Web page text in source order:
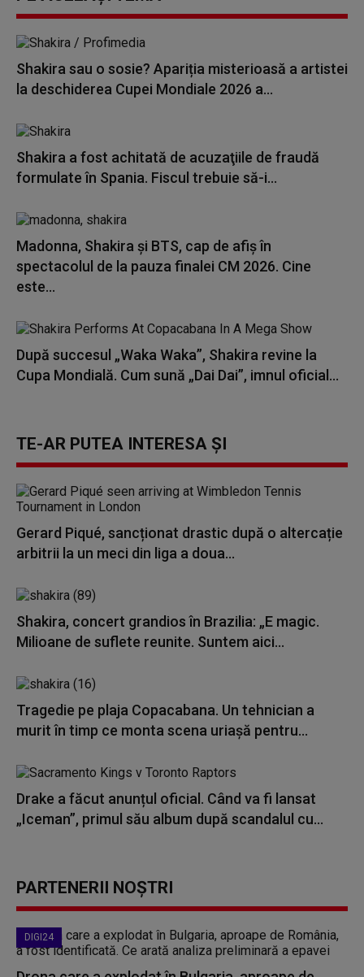
Shakira sau o sosie? Apariția misterioasă a artistei
la deschiderea Cupei Mondiale 2026 a...
Shakira a fost achitată de acuzaţiile de fraudă
formulate în Spania. Fiscul trebuie să-i...
Madonna, Shakira şi BTS, cap de afiş în
spectacolul de la pauza finalei CM 2026. Cine
este...
După succesul „Waka Waka”, Shakira revine la
Cupa Mondială. Cum sună „Dai Dai”, imnul oficial...
TE-AR PUTEA INTERESA ȘI
Gerard Piqué, sancționat drastic după o altercație
arbitrii la un meci din liga a doua...
Shakira, concert grandios în Brazilia: „E magic.
Milioane de suflete reunite. Suntem aici...
Tragedie pe plaja Copacabana. Un tehnician a
murit în timp ce monta scena uriașă pentru...
Drake a făcut anunțul oficial. Când va fi lansat
„Iceman”, primul său album după scandalul cu...
PARTENERII NOȘTRI
DIGI24